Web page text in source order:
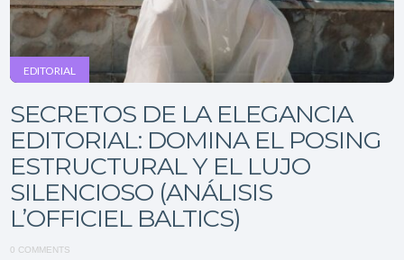
EDITORIAL
SECRETOS DE LA ELEGANCIA
EDITORIAL: DOMINA EL POSING
ESTRUCTURAL Y EL LUJO
SILENCIOSO (ANÁLISIS
L’OFFICIEL BALTICS)
0 COMMENTS